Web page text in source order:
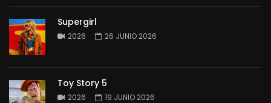
Supergirl
2026 26 JUNIO 2026
Toy Story 5
2026 19 JUNIO 2026